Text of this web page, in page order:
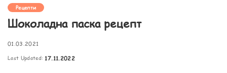
Рецепти
Шоколадна паска рецепт
01.03.2021
Last Updated: 17.11.2022